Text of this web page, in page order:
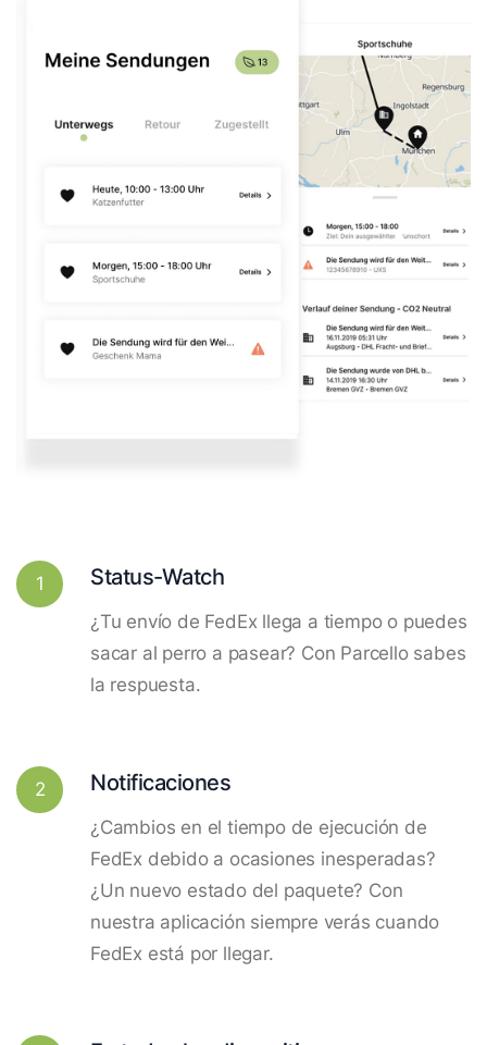
1 Status-Watch
¿Tu envío de FedEx llega a tiempo o puedes
sacar al perro a pasear? Con Parcello sabes
la respuesta.
2 Notificaciones
¿Cambios en el tiempo de ejecución de
FedEx debido a ocasiones inesperadas?
¿Un nuevo estado del paquete? Con
nuestra aplicación siempre verás cuando
FedEx está por llegar.